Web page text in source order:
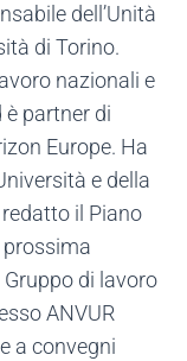
dell’Unità
di Torino.
nazionali e
è partner di
Europe. Ha
e della
il Piano
prossima
di lavoro
ANVUR
a convegni